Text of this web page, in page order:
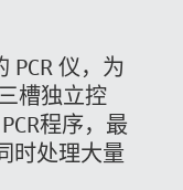
PCR 仪，为
槽独立控
程序，最
时处理大量